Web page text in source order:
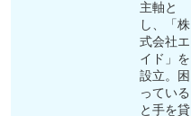
主軸と
し、「株
式会社エ
イド」を
設立。困
っている
と手を貸